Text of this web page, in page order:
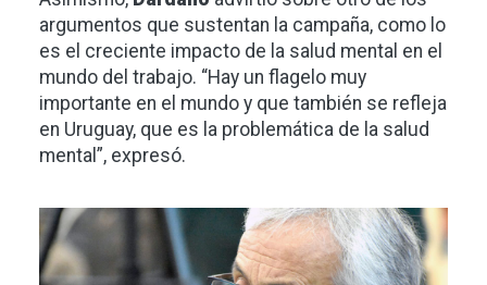
argumentos que sustentan la campaña, como lo
es el creciente impacto de la salud mental en el
mundo del trabajo. “Hay un flagelo muy
importante en el mundo y que también se refleja
en Uruguay, que es la problemática de la salud
mental”, expresó.
Imagen